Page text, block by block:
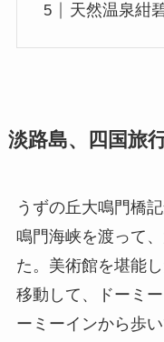
天然温泉紺
淡路島、四国旅
うずの丘大鳴門橋
鳴門海峡を渡って
た。美術館を堪能
移動して、ドーミ
ーミーインから歩